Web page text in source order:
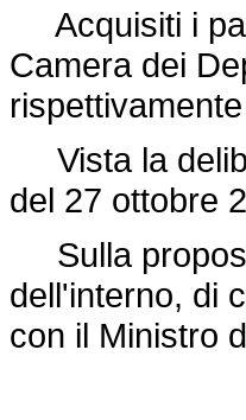
Acquisiti i
Camera dei
Vista la
del 27 ottobre
Sulla
dell'interno, di
con il Ministro